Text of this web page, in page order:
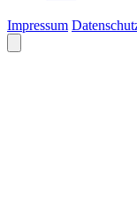
Impressum